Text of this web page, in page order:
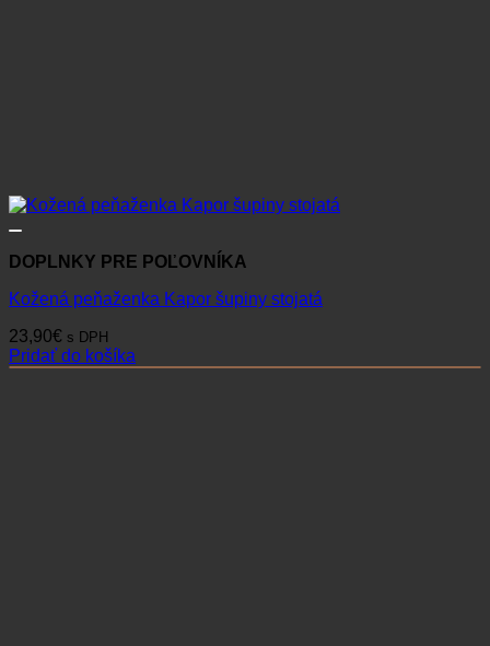
DOPLNKY PRE POĽOVNÍKA
Kožená peňaženka Kapor šupiny stojatá
23,90€ s DPH
Pridať do košíka